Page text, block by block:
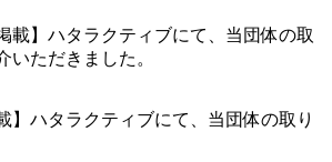
】ハタラクティブにて、当団体の取り